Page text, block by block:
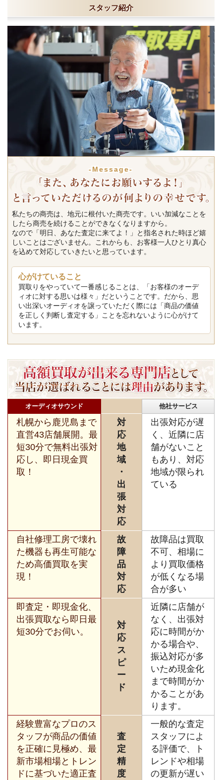
スタッフ紹介
-Message-
私たちの商売は、地元に根付いた商売です。いい加減なことを
したら商売を続けることができなくなりますから。
なので「明日、あなた査定に来てよ！」と指名された時ほど嬉
しいことはございません。これからも、お客様一人ひとり真心
を込めて対応していきたいと思っています。
心がけていること
買取りをやっていて一番感じることは、「お客様のオーデ
ィオに対する思いは様々」だということです。だから、思
い出深いオーディオを譲っていただく際には「商品の価値
を正しく判断し査定する」ことを忘れないように心がけて
います。
オーディオサウンド 他社サービス
札幌から鹿児島まで
直営43店舗展開。最
短30分で無料出張対
応し、即日現金買
取！
対
応
地
域
・
出
張
対
応
出張対応が遅
く、近隣に店
舗がないこと
もあり、対応
地域が限られ
ている
自社修理工房で壊れ
た機器も再生可能な
ため高価買取を実
現！
故
障
品
対
応
故障品は買取
不可、相場に
より買取価格
が低くなる場
合が多い
即査定・即現金化、
出張買取なら即日最
短30分でお伺い。
対
応
ス
ピ
ー
ド
近隣に店舗が
なく、出張対
応に時間がか
かる場合や、
振込対応が多
いため現金化
まで時間がか
かることがあ
ります。
経験豊富なプロのス
タッフが商品の価値
を正確に見極め、最
新市場相場とトレン
ドに基づいた適正査
査
定
精
度
一般的な査定
スタッフによ
る評価で、ト
レンドや相場
の更新が遅い